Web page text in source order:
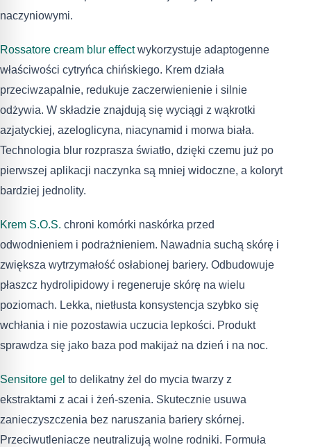
naczyniowymi.
Rossatore cream blur effectwykorzystuje adaptogenne
właściwości cytryńca chińskiego. Krem działa
przeciwzapalnie, redukuje zaczerwienienie i silnie
odżywia. W składzie znajdują się wyciągi z wąkrotki
azjatyckiej, azeloglicyna, niacynamid i morwa biała.
Technologia blur rozprasza światło, dzięki czemu już po
pierwszej aplikacji naczynka są mniej widoczne, a koloryt
bardziej jednolity.
Krem S.O.S. chroni komórki naskórka przed
odwodnieniem i podrażnieniem. Nawadnia suchą skórę i
zwiększa wytrzymałość osłabionej bariery. Odbudowuje
płaszcz hydrolipidowy i regeneruje skórę na wielu
poziomach. Lekka, nietłusta konsystencja szybko się
wchłania i nie pozostawia uczucia lepkości. Produkt
sprawdza się jako baza pod makijaż na dzień i na noc.
Sensitore gel to delikatny żel do mycia twarzy z
ekstraktami z acai i żeń-szenia. Skutecznie usuwa
zanieczyszczenia bez naruszania bariery skórnej.
Przeciwutleniacze neutralizują wolne rodniki. Formuła